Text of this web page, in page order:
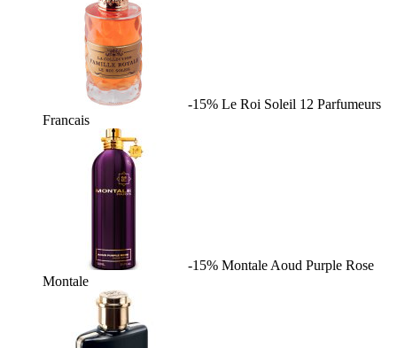
-15% Le Roi Soleil 12 Parfumeurs
Francais
-15% Montale Aoud Purple Rose
Montale